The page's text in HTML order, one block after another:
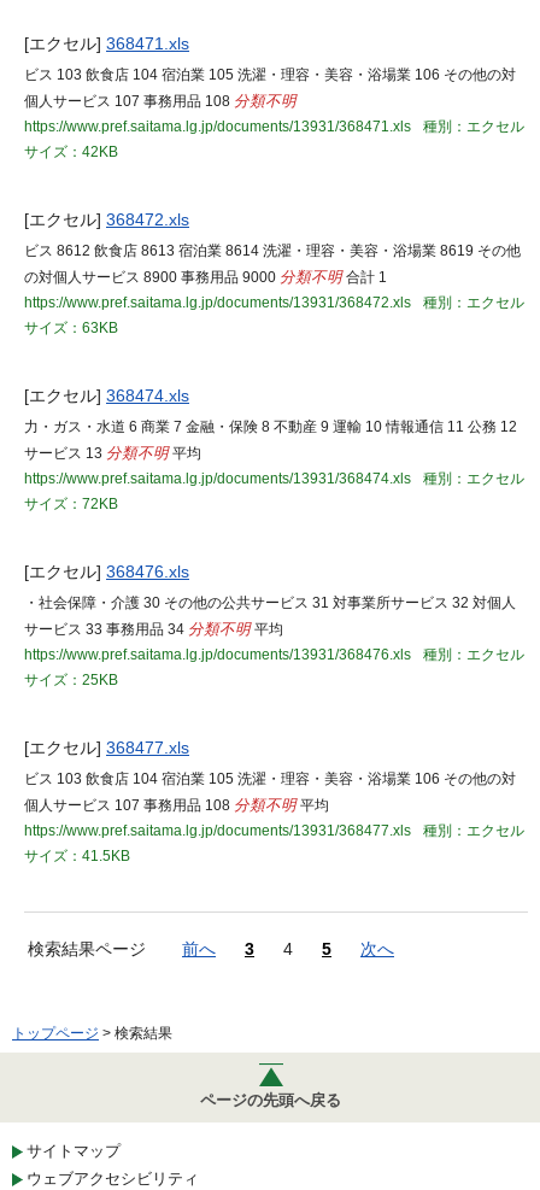
[エクセル] 368471.xls
ビス 103 飲食店 104 宿泊業 105 洗濯・理容・美容・浴場業 106 その他の対
個人サービス 107 事務用品 108 分類不明
https://www.pref.saitama.lg.jp/documents/13931/368471.xls
種別：エクセル
サイズ：42KB
[エクセル] 368472.xls
ビス 8612 飲食店 8613 宿泊業 8614 洗濯・理容・美容・浴場業 8619 その他
の対個人サービス 8900 事務用品 9000 分類不明合計 1
https://www.pref.saitama.lg.jp/documents/13931/368472.xls
種別：エクセル
サイズ：63KB
[エクセル] 368474.xls
力・ガス・水道 6 商業 7 金融・保険 8 不動産 9 運輸 10 情報通信 11 公務 12
サービス 13 分類不明平均
https://www.pref.saitama.lg.jp/documents/13931/368474.xls
種別：エクセル
サイズ：72KB
[エクセル] 368476.xls
・社会保障・介護 30 その他の公共サービス 31 対事業所サービス 32 対個人
サービス 33 事務用品 34 分類不明平均
https://www.pref.saitama.lg.jp/documents/13931/368476.xls
種別：エクセル
サイズ：25KB
[エクセル] 368477.xls
ビス 103 飲食店 104 宿泊業 105 洗濯・理容・美容・浴場業 106 その他の対
個人サービス 107 事務用品 108 分類不明平均
https://www.pref.saitama.lg.jp/documents/13931/368477.xls
種別：エクセル
サイズ：41.5KB
検索結果ページ 前へ 3 4 5 次へ
トップページ > 検索結果
ページの先頭へ戻る
サイトマップ
ウェブアクセシビリティ